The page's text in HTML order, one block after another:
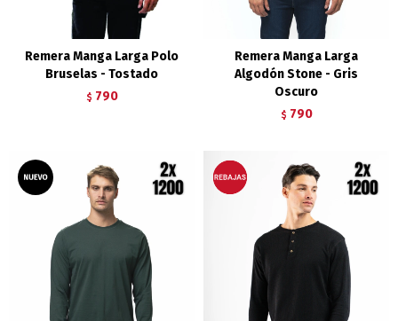
Remera Manga Larga Polo
Bruselas - Tostado
$ 790
Remera Manga Larga
Algodón Stone - Gris
Oscuro
$ 790